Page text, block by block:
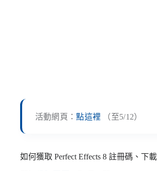
活動網頁：點這裡 （至5/12）
如何獲取 Perfect Effects 8 註冊碼、下